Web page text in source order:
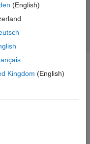
(English)
Kingdom (English)